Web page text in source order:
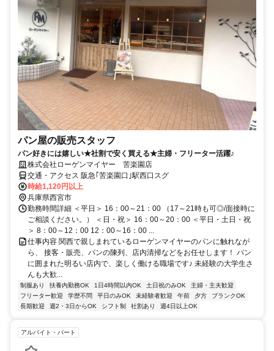
パン屋の販売スタッフ
パン好きには嬉しい★社割で安く買える★主婦・フリーター活躍♪
株式会社ローゲンマイヤー 苦楽園店
交通・アクセス 阪急｢苦楽園口｣駅西口スグ
時給1,120円以上
兵庫県西宮市
勤務時間詳細 ＜平日＞ 16：00～21：00 （17～21時も可◎/面接時に
ご相談ください。） ＜日・祝＞ 16：00～20：00 ＜平日・土日・祝
＞ 8：00～12：00 12：00～16：00 ...
仕事内容 関西で親しまれているローゲンマイヤーのパンに触れなが
ら、 接客・販売、パンの陳列、店内清掃などをお任せします！ パン
に囲まれた明るい店内で、楽しく働ける職場です♪ 未経験の大学生さ
んも大歓...
制服あり 扶養内勤務OK 1日4時間以内OK 土日祝のみOK
主婦・主夫歓迎
フリーター歓迎
学歴不問 平日のみOK 未経験者歓迎 午前 夕方
ブランクOK
長期歓迎
週2・3日からOK シフト制 社割あり 週4日以上OK
アルバイト・パート